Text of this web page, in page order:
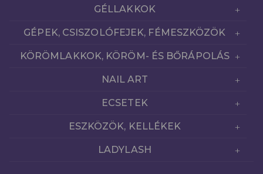
GÉLLAKKOK
GÉPEK, CSISZOLÓFEJEK, FÉMESZKÖZÖK
KÖRÖMLAKKOK, KÖRÖM- ÉS BŐRÁPOLÁS
NAIL ART
ECSETEK
ESZKÖZÖK, KELLÉKEK
LADYLASH